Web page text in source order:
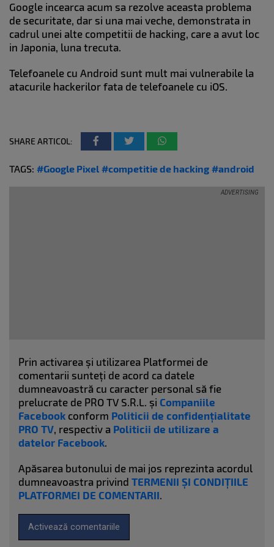
Google incearca acum sa rezolve aceasta problema
de securitate, dar si una mai veche, demonstrata in
cadrul unei alte competitii de hacking, care a avut loc
in Japonia, luna trecuta.
Telefoanele cu Android sunt mult mai vulnerabile la
atacurile hackerilor fata de telefoanele cu iOS.
SHARE ARTICOL:
TAGS: #Google Pixel #competitie de hacking #android
Prin activarea și utilizarea Platformei de
comentarii sunteți de acord ca datele
dumneavoastră cu caracter personal să fie
prelucrate de PRO TV S.R.L. și Companiile
Facebook conform Politicii de confidențialitate
PRO TV, respectiv a Politicii de utilizare a
datelor Facebook.
Apăsarea butonului de mai jos reprezinta acordul
dumneavoastra privind TERMENII ȘI CONDIȚIILE
PLATFORMEI DE COMENTARII.
Activează comentariile